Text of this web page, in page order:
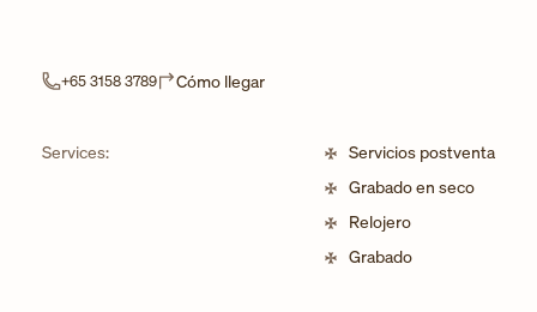
+65 3158 3789 Cómo llegarLink Opens in New Tab
Services:
Servicios postventa
Grabado en seco
Relojero
Grabado